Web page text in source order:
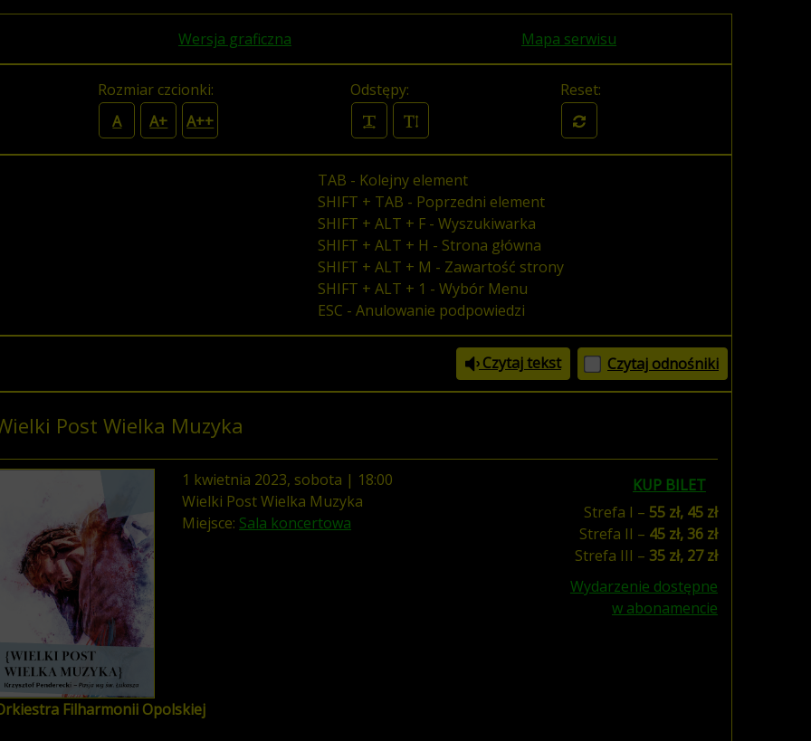
Wersja graficzna Mapa serwisu
Rozmiar czcionki:
A
A+ A++
Odstępy: Reset:
TAB - Kolejny element
SHIFT + TAB - Poprzedni element
SHIFT + ALT + F - Wyszukiwarka
SHIFT + ALT + H - Strona główna
SHIFT + ALT + M - Zawartość strony
SHIFT + ALT + 1 - Wybór Menu
ESC - Anulowanie podpowiedzi
Czytaj tekst Czytaj odnośniki
Post Wielka Muzyka
1 kwietnia 2023, sobota | 18:00
Wielki Post Wielka Muzyka
Miejsce: Sala koncertowa
KUP BILET
Strefa I – 55 zł, 45 zł
Strefa II – 45 zł, 36 zł
Strefa III – 35 zł, 27 zł
Wydarzenie dostępne
w abonamencie
Filharmonii Opolskiej